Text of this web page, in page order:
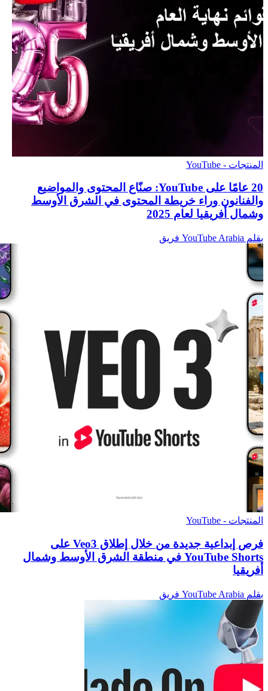
المنتجات - YouTube
‫20 عامًا على YouTube: صنّاع المحتوى والمواضيع
والفنانون وراء خريطة المحتوى في الشرق الأوسط
وشمال أفريقيا لعام 2025
بقلم YouTube Arabia فريق
المنتجات - YouTube
فرص إبداعية جديدة من خلال إطلاق Veo3 على
YouTube Shorts في منطقة الشرق الأوسط وشمال
أفريقيا
بقلم YouTube Arabia فريق